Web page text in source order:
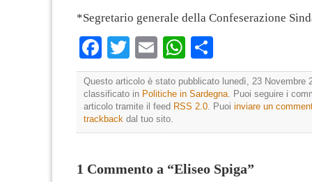
*Segretario generale della Confeserazione
Facebook
TwitterEmailWhatsApp
Questo articolo è stato pubblicato lunedì, 23 Novembre
classificato in Politiche in Sardegna . Puoi seguire i
articolo tramite il feed RSS 2.0 . Puoi inviare un
trackback dal tuo sito.
1 Commento a “Eliseo Spiga”